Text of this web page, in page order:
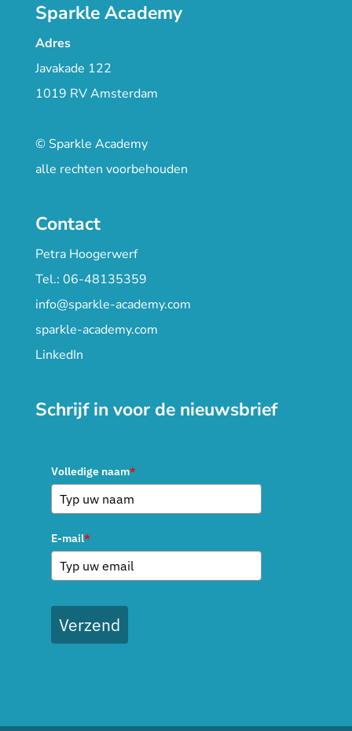
Sparkle Academy
Adres
Javakade 122
1019 RV Amsterdam
© Sparkle Academy
alle rechten voorbehouden
Contact
Petra Hoogerwerf
Tel.: 06-48135359
info@sparkle-academy.com
sparkle-academy.com
LinkedIn
Schrijf in voor de nieuwsbrief
Volledige naam*
E-mail*
Verzend